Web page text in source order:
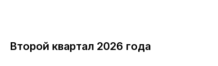
Второй квартал 2026 года